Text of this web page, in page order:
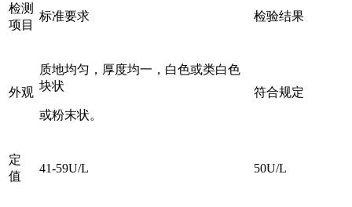
检测
项目
标准要求 检验结果
外观
质地均匀，厚度均一，白色或类白色
块状
或粉末状。
符合规定
定
值
41-59U/L 50U/L